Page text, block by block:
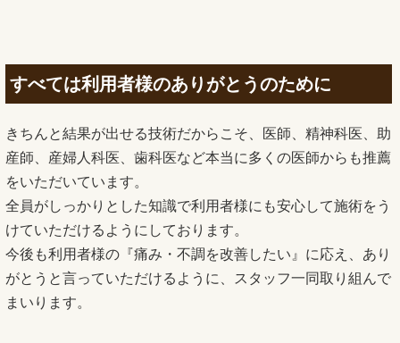
すべては利用者様のありがとうのために
きちんと結果が出せる技術だからこそ、医師、精神科医、助
産師、産婦人科医、歯科医など本当に多くの医師からも推薦
をいただいています。
全員がしっかりとした知識で利用者様にも安心して施術をう
けていただけるようにしております。
今後も利用者様の『痛み・不調を改善したい』に応え、あり
がとうと言っていただけるように、スタッフ一同取り組んで
まいります。